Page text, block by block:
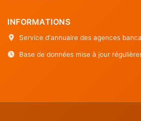
INFORMATIONS
Service d'annuaire des agences
Base de données mise à jour